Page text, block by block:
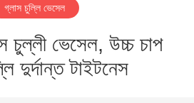
গ্লাস চুল্লি ভেসেল
চুল্লী ভেসেল, উচ্চ চাপ
দুর্দান্ত টাইটনেস